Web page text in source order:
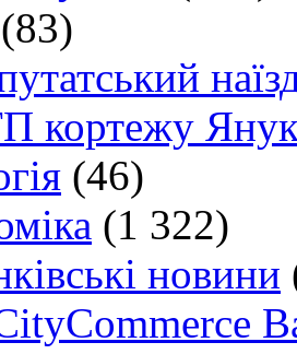
(83)
кортежу
(46)
(1 322)
новини